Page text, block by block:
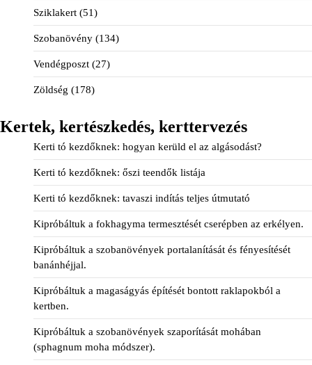
Sziklakert (51)
Szobanövény (134)
Vendégposzt (27)
Zöldség (178)
Kertek, kertészkedés, kerttervezés
Kerti tó kezdőknek: hogyan kerüld el az algásodást?
Kerti tó kezdőknek: őszi teendők listája
Kerti tó kezdőknek: tavaszi indítás teljes útmutató
Kipróbáltuk a fokhagyma termesztését cserépben az erkélyen.
Kipróbáltuk a szobanövények portalanítását és fényesítését
banánhéjjal.
Kipróbáltuk a magaságyás építését bontott raklapokból a
kertben.
Kipróbáltuk a szobanövények szaporítását mohában
(sphagnum moha módszer).